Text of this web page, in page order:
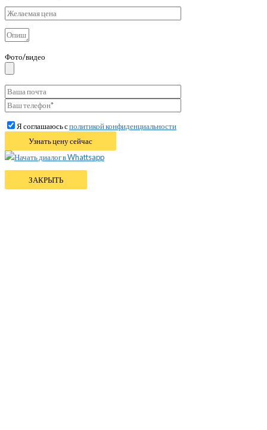
Фото/видео
Я соглашаюсь сполитикой конфиденциальности
Начать диалог в Whattsapp
ЗАКРЫТЬ